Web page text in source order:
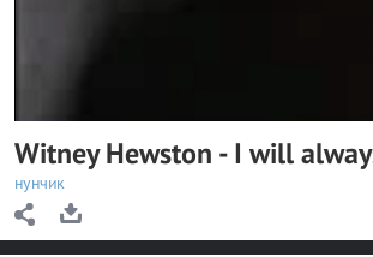
Witney Hewston - I will
нунчик